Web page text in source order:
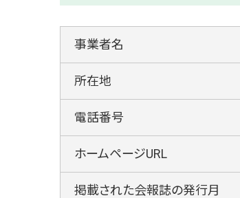
事業者名
所在地
電話番号
ホームページURL
掲載された会報誌の発行月